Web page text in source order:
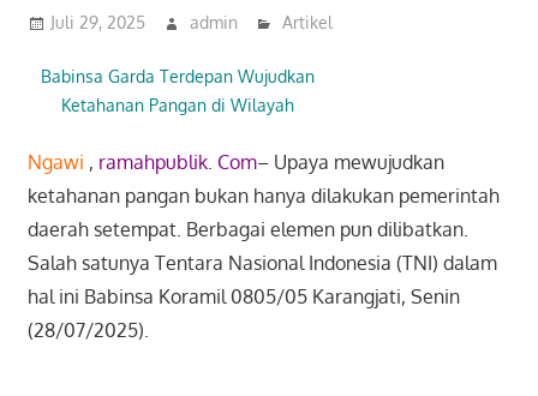
Juli 29, 2025 admin Artikel
Babinsa Garda Terdepan Wujudkan
Ketahanan Pangan di Wilayah
Ngawi , ramahpublik. Com– Upaya mewujudkan
ketahanan pangan bukan hanya dilakukan pemerintah
daerah setempat. Berbagai elemen pun dilibatkan.
Salah satunya Tentara Nasional Indonesia (TNI) dalam
hal ini Babinsa Koramil 0805/05 Karangjati, Senin
(28/07/2025).